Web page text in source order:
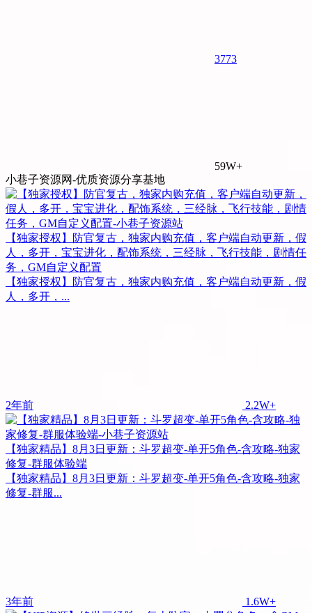
3773
59W+
小巷子资源网-优质资源分享基地
【独家授权】防官复古，独家内购充值，客户端自动更新，假
人，多开，宝宝进化，配饰系统，三经脉，飞行技能，剧情任
务，GM自定义配置
【独家授权】防官复古，独家内购充值，客户端自动更新，假
人，多开，...
2年前 2.2W+
【独家精品】8月3日更新：斗罗超变-单开5角色-含攻略-独家
修复-群服体验端
【独家精品】8月3日更新：斗罗超变-单开5角色-含攻略-独家
修复-群服...
3年前 1.6W+